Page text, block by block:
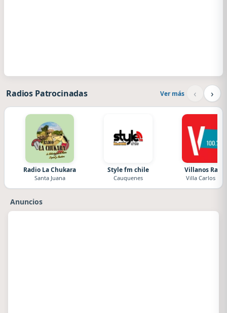
Radios Patrocinadas Ver más ‹ ›
Radio La Chukara
Santa Juana
Style fm chile
Cauquenes
Villanos
Villa Carlos Paz
Anuncios